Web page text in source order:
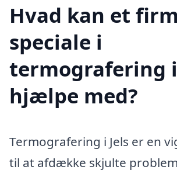
Hvad kan et
speciale i
termografering i
hjælpe med?
Termografering i Jels er en
til at afdække skjulte